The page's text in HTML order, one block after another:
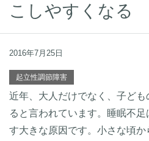
こしやすくなる
2016年7月25日
起立性調節障害
近年、大人だけでなく、子ど
ると言われています。睡眠不
す大きな原因です。小さな頃